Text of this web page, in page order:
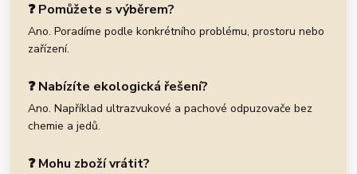
❓ Pomůžete s výběrem?
Ano. Poradíme podle konkrétního problému, prostoru nebo
zařízení.
❓ Nabízíte ekologická řešení?
Ano. Například ultrazvukové a pachové odpuzovače bez
chemie a jedů.
❓ Mohu zboží vrátit?